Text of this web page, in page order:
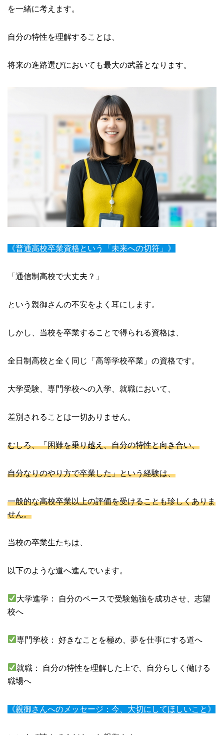
を一緒に考えます。
自分の特性を理解することは、
将来の進路選びにおいても最大の武器となります。
《普通高校卒業資格という「未来への切符」》
「通信制高校で大丈夫？」
という親御さんの不安をよく耳にします。
しかし、当校を卒業することで得られる資格は、
全日制高校と全く同じ「高等学校卒業」の資格です。
大学受験、専門学校への入学、就職において、
差別されることは一切ありません。
むしろ、「困難を乗り越え、自分の特性と向き合い、
自分なりのやり方で卒業した」という経験は、
一般的な高校卒業以上の評価を受けることも珍しくありま
せん。
当校の卒業生たちは、
以下のような道へ進んでいます。
大学進学： 自分のペースで受験勉強を成功させ、志望
校へ
専門学校： 好きなことを極め、夢を仕事にする道へ
就職： 自分の特性を理解した上で、自分らしく働ける
職場へ
《親御さんへのメッセージ：今、大切にしてほしいこと》